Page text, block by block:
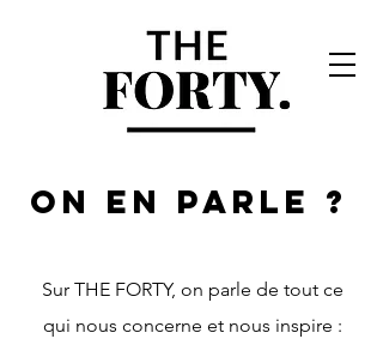
ON EN PARLE ?
Sur THE FORTY, on parle de tout ce
qui nous concerne et nous inspire :